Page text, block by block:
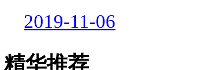
2019-11-06
精华推荐